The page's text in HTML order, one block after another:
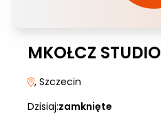
MKOŁCZ STUDIO
, Szczecin
Dzisiaj:zamknięte